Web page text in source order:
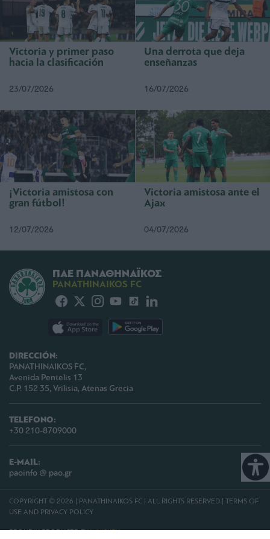
Victoria y primer paso
hacia la clasificación
23/07/2026
Una derrota que deja
enseñanzas
16/07/2026
¡Victoria amistosa con
gran fútbol!
12/07/2026
Victoria amistosa ante el
Ajax
04/07/2026
DIRECCIÓN:
PANATHINAIKOS FC,
Avenida Pentelis 13
C.P. 152 35, Vrilisia, Atenas Grecia
TELEFONO:
+30 210-8709000
E-MAIL:
paoinfo @ pao.gr
ΠΑΕ ΠΑΝΑΘΗΝΑΪΚΟΣ
PANATHINAIKOS FC
COPYRIGHT © 2026 | PANATHINAIKOS FC | ALL RIGHTS RESERVED | TERMS OF
USE AND PRIVACY POLICY
PROUDLY PRODUCED BYWHISKEY